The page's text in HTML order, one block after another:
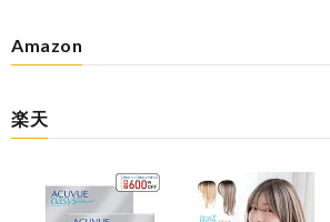
Amazon
楽天